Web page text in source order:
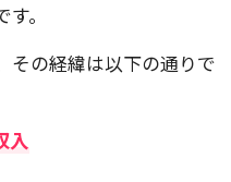
。
その経緯は以下の通りで
入